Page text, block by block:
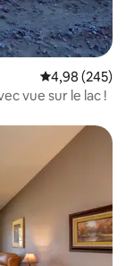
Note
4,98 (245)
vue sur le lac !